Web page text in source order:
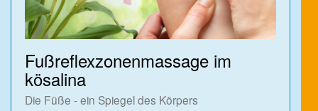
Fußreflexzonenmassage im
kösalina
Die Füße - ein Spiegel des Körpers